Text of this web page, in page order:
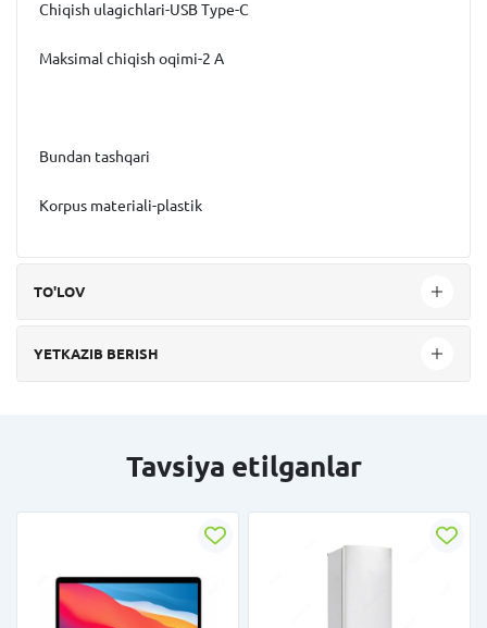
Chiqish ulagichlari-USB Type-C
Maksimal chiqish oqimi-2 A
Bundan tashqari
Korpus materiali-plastik
TO'LOV
YETKAZIB BERISH
Tavsiya etilganlar